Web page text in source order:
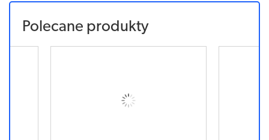
Polecane produkty